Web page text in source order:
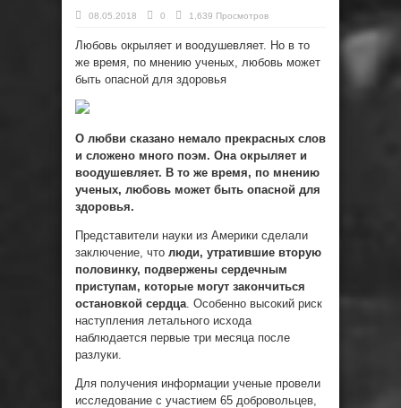
08.05.2018 0 1,639 Просмотров
Любовь окрыляет и воодушевляет. Но в то
же время, по мнению ученых, любовь может
быть опасной для здоровья
О любви сказано немало прекрасных слов
и сложено много поэм. Она окрыляет и
воодушевляет. В то же время, по мнению
ученых, любовь может быть опасной для
здоровья.
Представители науки из Америки сделали
заключение, что люди, утратившие вторую
половинку, подвержены сердечным
приступам, которые могут закончиться
остановкой сердца. Особенно высокий риск
наступления летального исхода
наблюдается первые три месяца после
разлуки.
Для получения информации ученые провели
исследование с участием 65 добровольцев,